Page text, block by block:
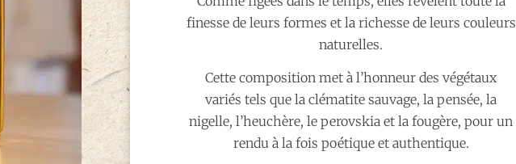
finesse de leurs formes et la richesse de leurs couleurs
naturelles.
Cette composition met à l’honneur des végétaux
variés tels que la clématite sauvage, la pensée, la
nigelle, l’heuchère, le perovskia et la fougère, pour un
rendu à la fois poétique et authentique.